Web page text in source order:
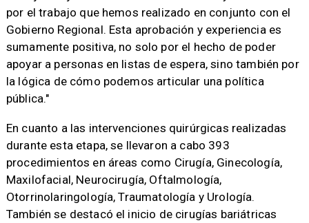
por el trabajo que hemos realizado en conjunto con el
Gobierno Regional. Esta aprobación y experiencia es
sumamente positiva, no solo por el hecho de poder
apoyar a personas en listas de espera, sino también por
la lógica de cómo podemos articular una política
pública."
En cuanto a las intervenciones quirúrgicas realizadas
durante esta etapa, se llevaron a cabo 393
procedimientos en áreas como Cirugía, Ginecología,
Maxilofacial, Neurocirugía, Oftalmología,
Otorrinolaringología, Traumatología y Urología.
También se destacó el inicio de cirugías bariátricas